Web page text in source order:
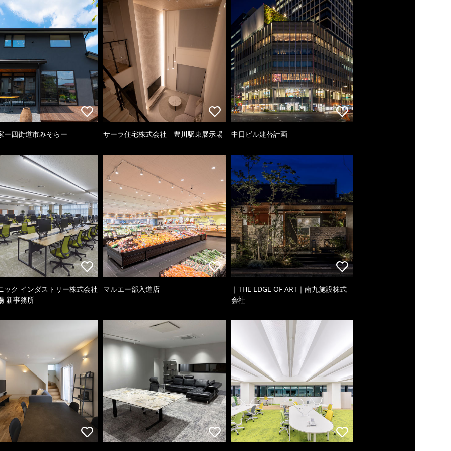
ー四街道市みそらー サーラ住宅株式会社 豊川駅東展示場 中日ビル建替計画
ック インダストリー株式会社
新事務所
マルエー部入道店
｜THE EDGE OF ART｜南九施設株式
会社